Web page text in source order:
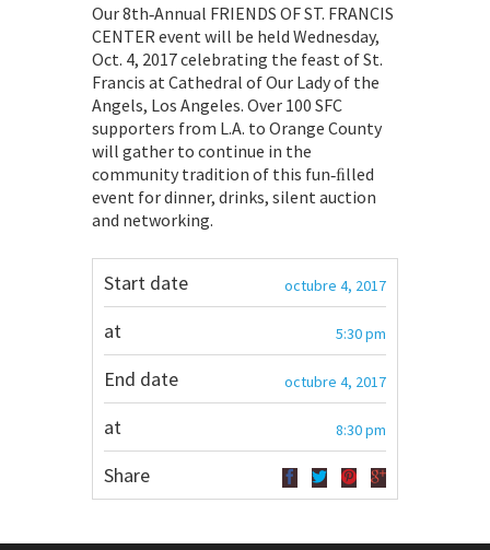
Our 8th‐Annual FRIENDS OF ST. FRANCIS
CENTER event will be held Wednesday,
Oct. 4, 2017 celebrating the feast of St.
Francis at Cathedral of Our Lady of the
Angels, Los Angeles. Over 100 SFC
supporters from L.A. to Orange County
will gather to continue in the
community tradition of this fun‐ﬁlled
event for dinner, drinks, silent auction
and networking.
Start date octubre 4, 2017
at 5:30 pm
End date octubre 4, 2017
at 8:30 pm
Share